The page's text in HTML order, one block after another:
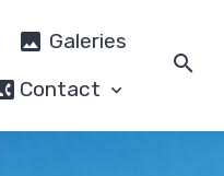
Galeries
Contact